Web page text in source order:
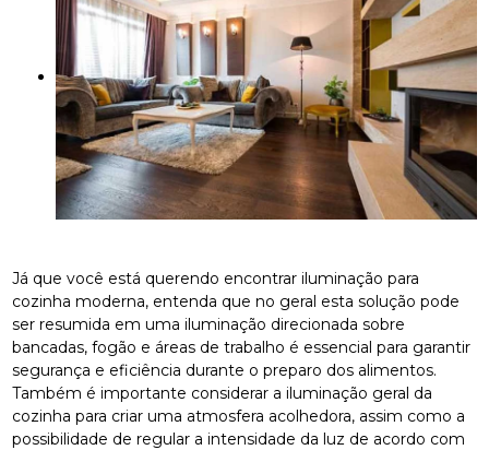
Já que você está querendo encontrar iluminação para
cozinha moderna, entenda que no geral esta solução pode
ser resumida em uma iluminação direcionada sobre
bancadas, fogão e áreas de trabalho é essencial para garantir
segurança e eficiência durante o preparo dos alimentos.
Também é importante considerar a iluminação geral da
cozinha para criar uma atmosfera acolhedora, assim como a
possibilidade de regular a intensidade da luz de acordo com